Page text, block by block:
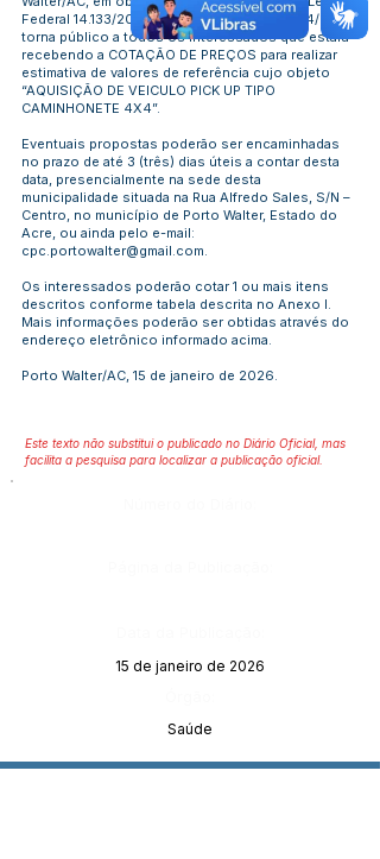
Federal 14.133/2021 e Decreto Municipal 094/2025,
torna público a todos os interessados que estará
recebendo a COTAÇÃO DE PREÇOS para realizar
estimativa de valores de referência cujo objeto
“AQUISIÇÃO DE VEICULO PICK UP TIPO
CAMINHONETE 4X4”.
Eventuais propostas poderão ser encaminhadas
no prazo de até 3 (três) dias úteis a contar desta
data, presencialmente na sede desta
municipalidade situada na Rua Alfredo Sales, S/N –
Centro, no município de Porto Walter, Estado do
Acre, ou ainda pelo e-mail:
cpc.portowalter@gmail.com.
Os interessados poderão cotar 1 ou mais itens
descritos conforme tabela descrita no Anexo I.
Mais informações poderão ser obtidas através do
endereço eletrônico informado acima.
Porto Walter/AC, 15 de janeiro de 2026.
Este texto não substitui o publicado no Diário Oficial, mas
facilita a pesquisa para localizar a publicação oficial.
15 de janeiro de 2026
Saúde